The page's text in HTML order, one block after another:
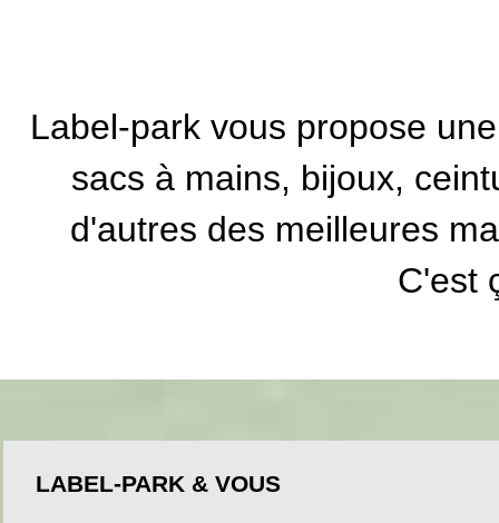
Label-park vous propose
sacs à mains, bijoux,
d'autres des meilleures
C'est
LABEL-PARK & VOUS